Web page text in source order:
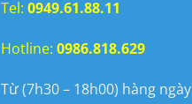
Tel: 0949.61.88.11
Hotline: 0986.818.629
Từ (7h30 – 18h00) hàng ngày